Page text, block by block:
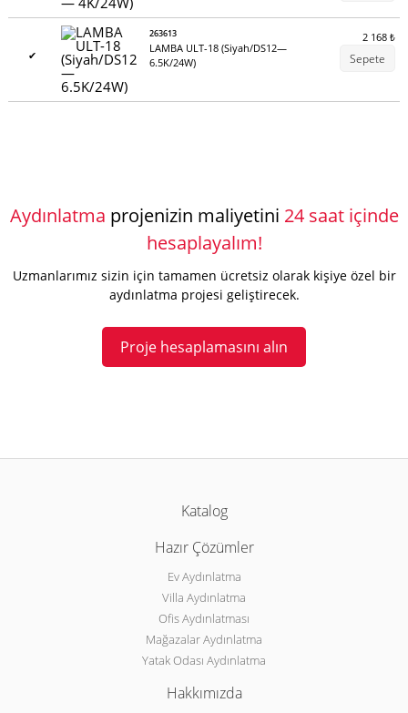
✔
263613
LAMBA ULT-18 (Siyah/DS12—
6.5K/24W)
2 168₺
Sepete
Aydınlatma projenizin maliyetini 24 saat içinde
hesaplayalım!
Uzmanlarımız sizin için tamamen ücretsiz olarak kişiye özel bir
aydınlatma projesi geliştirecek.
Proje hesaplamasını alın
Katalog
Hazır Çözümler
Ev Aydınlatma
Villa Aydınlatma
Ofis Aydınlatması
Mağazalar Aydınlatma
Yatak Odası Aydınlatma
Hakkımızda